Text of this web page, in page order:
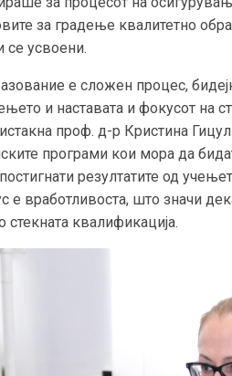
за градење квалитетно
се усвоени.
е сложен процес,
и наставата и фокусот на
проф. д-р Кристина
програми кои мора да
резултатите од
е вработливоста, што значи
квалификација.